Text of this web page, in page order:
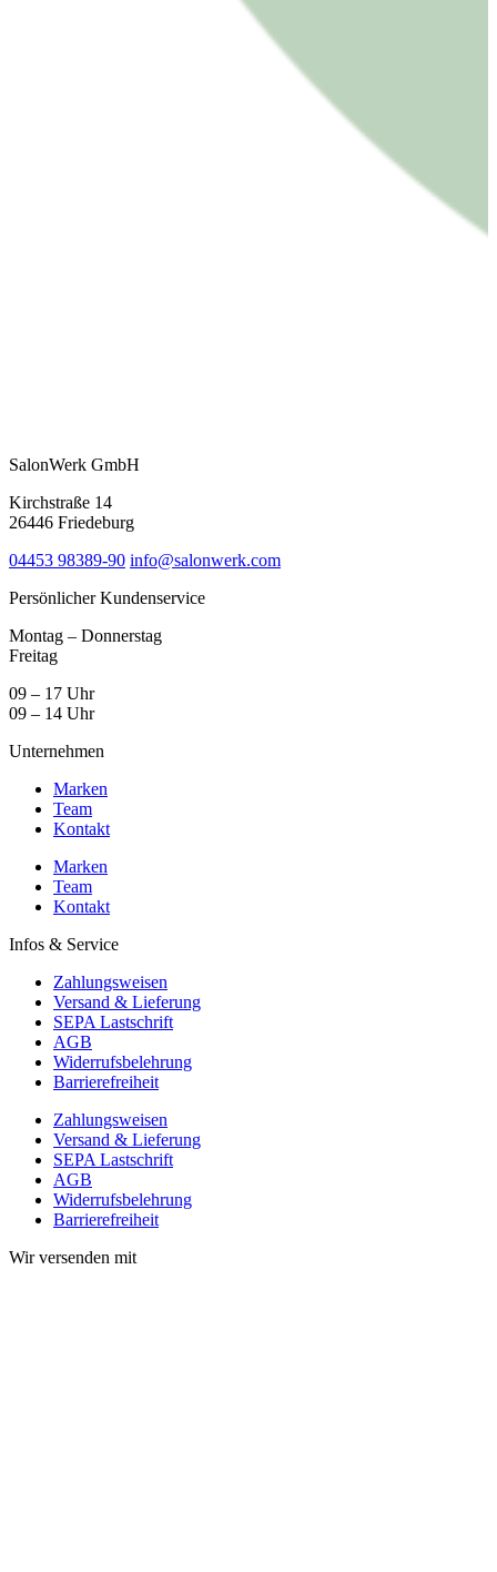
SalonWerk GmbH
Kirchstraße 14
26446 Friedeburg
04453 98389-90 info@salonwerk.com
Persönlicher Kundenservice
Montag – Donnerstag
Freitag
09 – 17 Uhr
09 – 14 Uhr
Unternehmen
Marken
Team
Kontakt
Marken
Team
Kontakt
Infos & Service
Zahlungsweisen
Versand & Lieferung
SEPA Lastschrift
AGB
Widerrufsbelehrung
Barrierefreiheit
Zahlungsweisen
Versand & Lieferung
SEPA Lastschrift
AGB
Widerrufsbelehrung
Barrierefreiheit
Wir versenden mit